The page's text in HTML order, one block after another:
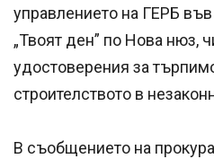
управлението на ГЕРБ
„Твоят ден” по Нова нюз,
удостоверения за
строителството в
В съобщението на